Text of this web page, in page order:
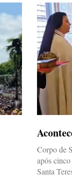
Corpo de
após
Santa